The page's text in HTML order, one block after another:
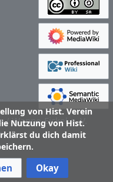
von Hist. Verein
Nutzung von Hist.
du dich damit
Okay
Wanne-Eickel e. V.